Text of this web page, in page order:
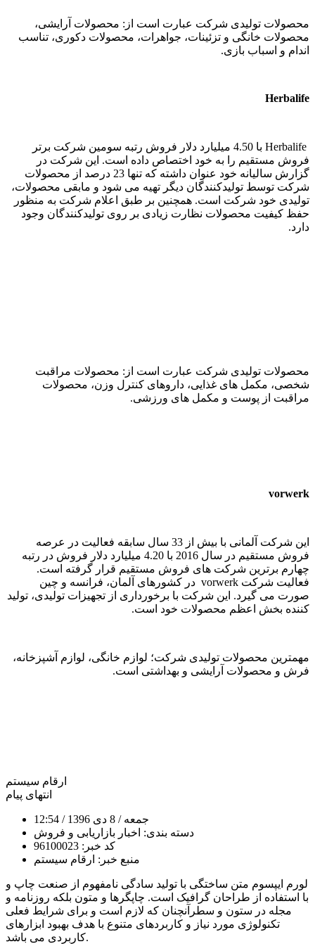
محصولات تولیدی شرکت عبارت است از: محصولات آرایشی،
محصولات خانگی و تزئینات، جواهرات، محصولات دکوری، تناسب
اندام و اسباب بازی.
Herbalife
Herbalife
با 4.50 میلیارد دلار فروش رتبه سومین شرکت برتر
فروش مستقیم را به خود اختصاص داده است. این شرکت در
گزارش سالیانه خود عنوان داشته که تنها 23 درصد از محصولات
شرکت توسط تولیدکنندگان دیگر تهیه می شود و مابقی محصولات،
تولیدی خود شرکت است. همچنین بر طبق اعلام شرکت به منظور
حفظ کیفیت محصولات نظارت زیادی بر روی تولیدکنندگان وجود
دارد.
محصولات تولیدی شرکت عبارت است از: محصولات مراقبت
شخصی، مکمل های غذایی، داروهای کنترل وزن، محصولات
مراقبت از پوست و مکمل های ورزشی.
vorwerk
این شرکت آلمانی با بیش از 33 سال سابقه فعالیت در عرصه
فروش مستقیم در سال 2016 با 4.20 میلیارد دلار فروش در رتبه
چهارم برترین شرکت های فروش مستقیم قرار گرفته است.
فعالیت شرکت vorwerk در کشورهای آلمان، فرانسه و چین
صورت می گیرد. این شرکت با برخورداری از تجهیزات تولیدی، تولید
کننده بخش اعظم محصولات خود است.
مهمترین محصولات تولیدی شرکت؛ لوازم خانگی، لوازم آشپزخانه،
فرش و محصولات آرایشی و بهداشتی است.
ارقام سیستم
انتهای پیام
جمعه / 8 دی 1396
/ 12:54
دسته بندی: اخبار بازاریابی و فروش
کد خبر: 96100023
منبع خبر: ارقام سیستم
لورم ایپسوم متن ساختگی با تولید سادگی نامفهوم از صنعت چاپ و
با استفاده از طراحان گرافیک است. چاپگرها و متون بلکه روزنامه و
مجله در ستون و سطرآنچنان که لازم است و برای شرایط فعلی
تکنولوژی مورد نیاز و کاربردهای متنوع با هدف بهبود ابزارهای
کاربردی می باشد.